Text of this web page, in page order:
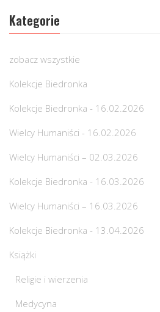
Kategorie
zobacz wszystkie
Kolekcje Biedronka
Kolekcje Biedronka - 16.02.2026
Wielcy Humaniści - 16.02.2026
Wielcy Humaniści – 02.03.2026
Kolekcje Biedronka - 16.03.2026
Wielcy Humaniści – 16.03.2026
Kolekcje Biedronka - 13.04.2026
Książki
Religie i wierzenia
Medycyna